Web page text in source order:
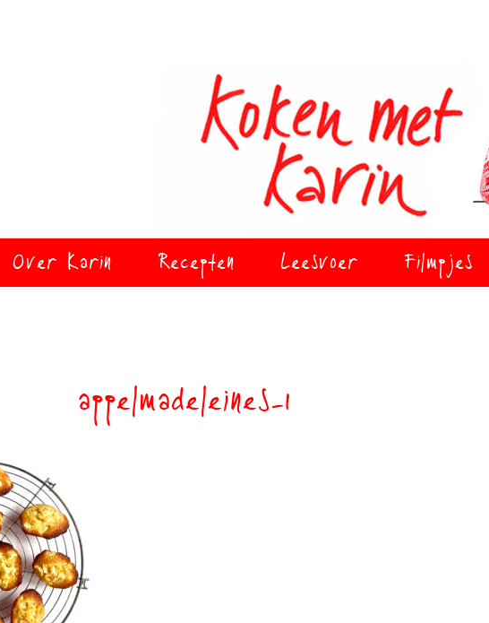
Over Karin Recepten Leesvoer Filmpjes
appelmadeleines-1